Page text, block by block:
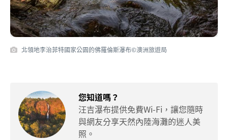
北領地李治菲特國家公園的佛羅倫斯瀑布©澳洲旅遊局
您知道嗎？
汪吉瀑布提供免費Wi-Fi，讓您隨時
與網友分享天然內陸海灘的迷人美
照。